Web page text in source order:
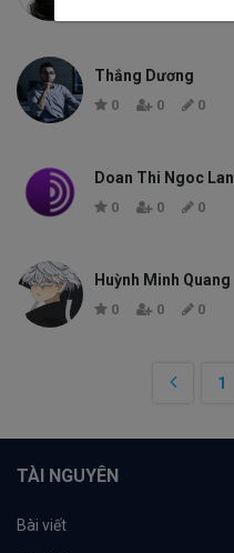
Thắng Dương
0 0 0
Doan Thi Ngoc Lan
0 0 0
Huỳnh Minh Quang
0 0 0
1
TÀI NGUYÊN
Bài viết